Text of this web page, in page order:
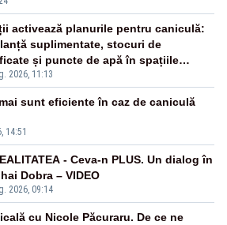
2026, 11:13
activează planurile pentru caniculă:
suplimentate, stocuri de
și puncte de apă în spațiile
14:51
sunt eficiente în caz de caniculă
2026, 09:14
- Ceva-n PLUS. Un dialog în
Dobra – VIDEO
cu Nicole Păcuraru. De ce ne